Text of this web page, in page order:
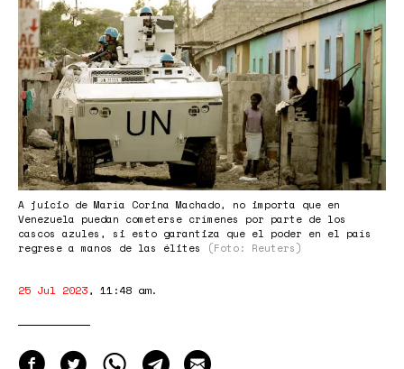
A juicio de María Corina Machado, no importa que en
Venezuela puedan cometerse crímenes por parte de los
cascos azules, si esto garantiza que el poder en el país
regrese a manos de las élites
(Foto: Reuters)
25 Jul 2023, 11:48 am.